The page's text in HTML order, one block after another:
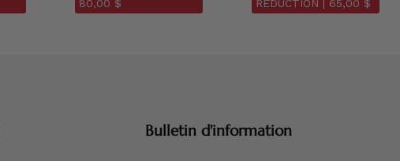
80,00 $
RÉDUCTION | 65,00 $
Bulletin d'information